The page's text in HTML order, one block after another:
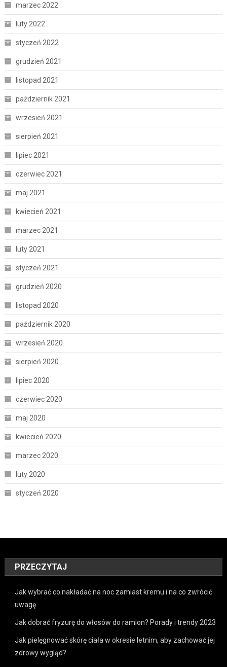
marzec 2022
luty 2022
styczeń 2022
grudzień 2021
listopad 2021
październik 2021
wrzesień 2021
sierpień 2021
lipiec 2021
czerwiec 2021
maj 2021
kwiecień 2021
marzec 2021
luty 2021
styczeń 2021
grudzień 2020
listopad 2020
październik 2020
wrzesień 2020
sierpień 2020
lipiec 2020
czerwiec 2020
maj 2020
kwiecień 2020
marzec 2020
luty 2020
styczeń 2020
PRZECZYTAJ
Jak wybrać co nakładać na noc zamiast kremu i na co zwrócić
uwagę
Jak dobrać fryzurę do włosów do ramion? Porady i trendy 2023
Jak pielęgnować skórę ciała w okresie letnim, aby zachować jej
zdrowy wygląd?